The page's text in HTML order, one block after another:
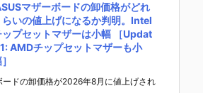
マザーボードの卸価格がどれ
らいの値上げになるか判明。Intel
ップセットマザーは小幅 ［Updat
AMDチップセットマザーも小
ドの卸価格が2026年8月に値上げされ